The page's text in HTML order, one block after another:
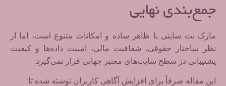
جمع‌بندی نهایی
مارک بت سایتی با ظاهر ساده و امکانات متنوع است، اما از
نظر
ساختار حقوقی، شفافیت مالی، امنیت داده‌ها و کیفیت
پشتیبانیدر سطح سایت‌های معتبر جهانی قرار نمی‌گیرد.
این مقاله صرفاً برای افزایش آگاهی کاربراننوشته شده تا: